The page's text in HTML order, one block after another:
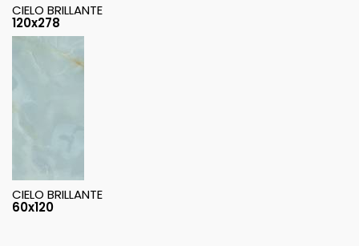
CIELO BRILLANTE
120x278
CIELO BRILLANTE
60x120